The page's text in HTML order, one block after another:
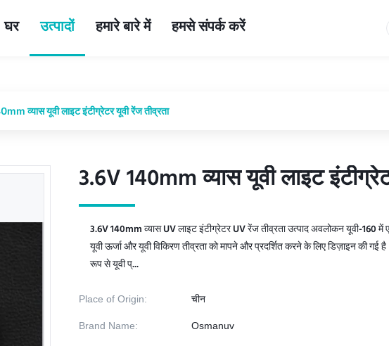
घर उत्पादों हमारे बारे में हमसे संपर्क करें
व्यास यूवी लाइट इंटीग्रेटर यूवी रेंज तीव्रता
3.6V 140mm व्यास यूवी लाइट
3.6V 140mm व्यास यूवी लाइट
3.6V 140mm व्यास UV लाइट इंटीग्रेटर UV रेंज तीव्रता उत्पाद अवलोकन यूवी-160
यूवी ऊर्जा और यूवी विकिरण तीव्रता को मापने और प्रदर्शित करने के लिए डिज़ाइन की
रूप से यूवी प्...
Place of Origin: चीन
Brand Name: Osmanuv